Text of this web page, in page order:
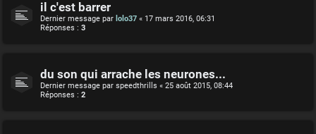
il c'est barrer
Dernier message par lolo37 « 17 mars 2016, 06:31
Réponses : 3
du son qui arrache les neurones...
Dernier message par speedthrills « 25 août 2015, 08:44
Réponses : 2